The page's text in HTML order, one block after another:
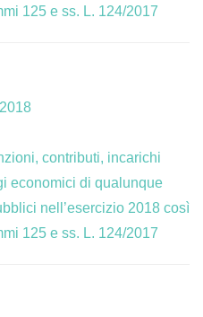
125 e ss. L. 124/2017
contributi, incarichi
economici di qualunque
nell’esercizio 2018 così
125 e ss. L. 124/2017